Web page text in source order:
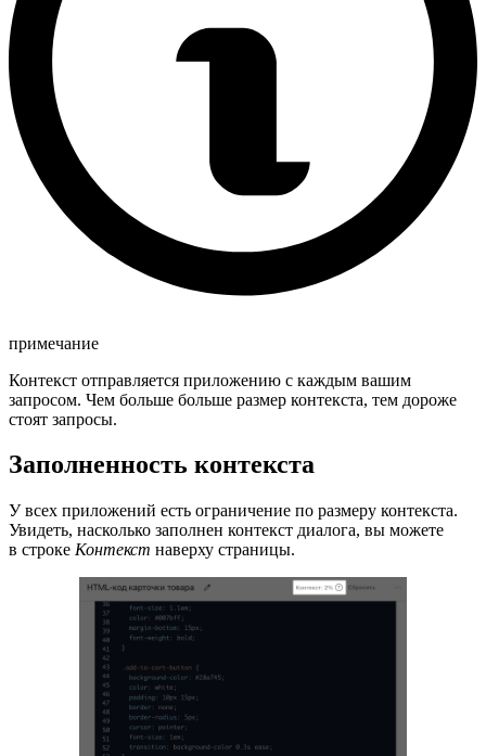
примечание
Контекст отправляется приложению с каждым вашим
запросом. Чем больше больше размер контекста, тем дороже
стоят запросы.
Заполненность контекста
У всех приложений есть ограничение по размеру контекста.
Увидеть, насколько заполнен контекст диалога, вы можете
в строке Контекст наверху страницы.